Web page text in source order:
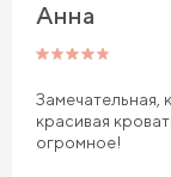
Анна
Замечательная,
красивая
огромное!